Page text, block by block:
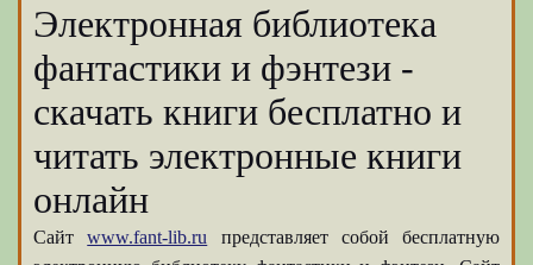
Электронная библиотека
фантастики и фэнтези -
скачать книги бесплатно и
читать электронные книги
онлайн
Сайтwww.fant-lib.ru представляет собой бесплатную